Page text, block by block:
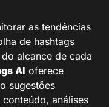
as tendências
de hashtags
alcance de cada
AI oferece
sugestões
análises